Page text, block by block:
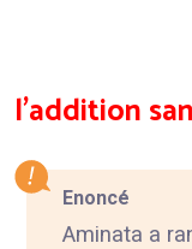
l’addition
Enoncé
Aminata a